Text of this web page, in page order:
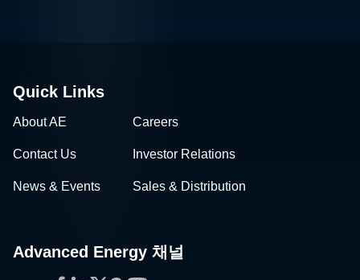
Quick Links
About AE Careers
Contact Us Investor Relations
News & Events Sales & Distribution
Advanced Energy 채널